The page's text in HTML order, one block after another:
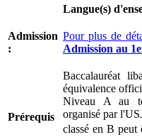
Langue(s)
Admission
:
Pour plus de
Admission au
Prérequis
Baccalauréat
équivalence
Niveau A au
organisé par
classé en B peut